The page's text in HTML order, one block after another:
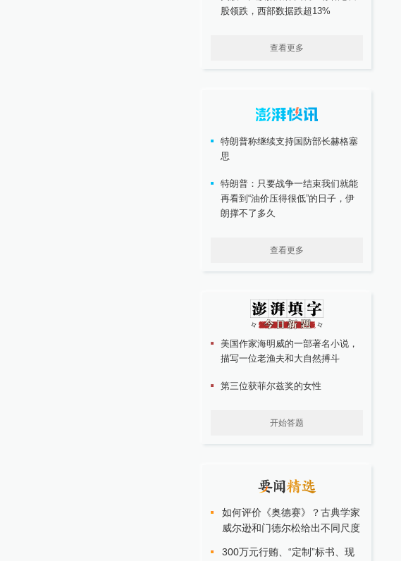
股领跌，西部数据跌超13%
查看更多
特朗普称继续支持国防部长赫格塞
思
特朗普：只要战争一结束我们就能
再看到“油价压得很低”的日子，伊
朗撑不了多久
查看更多
美国作家海明威的一部著名小说，
描写一位老渔夫和大自然搏斗
第三位获菲尔兹奖的女性
开始答题
如何评价《奥德赛》？古典学家
威尔逊和门德尔松给出不同尺度
300万元行贿、“定制”标书、现